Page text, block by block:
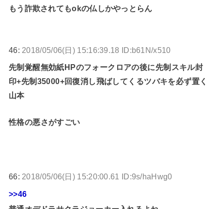
もう詐欺されてもokの仏しかやっとらん
46: 2018/05/06(日) 15:16:39.18 ID:b61N/x510
先制覚醒無効紙HPのフォークロアの後に先制スキル封
印+先制35000+回復消し飛ばしてくるツバキを必ず置く
山本
性格の悪さがすごい
66: 2018/05/06(日) 15:20:00.61 ID:9s/haHwg0
>>46